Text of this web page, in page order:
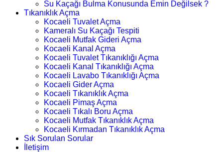
Su Kaçağı Bulma Konusunda Emin Değilsek ?
Tıkanıklık Açma
Kocaeli Tuvalet Açma
Kameralı Su Kaçağı Tespiti
Kocaeli Mutfak Gideri Açma
Kocaeli Kanal Açma
Kocaeli Tuvalet Tıkanıklığı Açma
Kocaeli Kanal Tıkanıklığı Açma
Kocaeli Lavabo Tıkanıklığı Açma
Kocaeli Gider Açma
Kocaeli Tıkanıklık Açma
Kocaeli Pimaş Açma
Kocaeli Tıkalı Boru Açma
Kocaeli Mutfak Tıkanıklık Açma
Kocaeli Kırmadan Tıkanıklık Açma
Sık Sorulan Sorular
İletişim